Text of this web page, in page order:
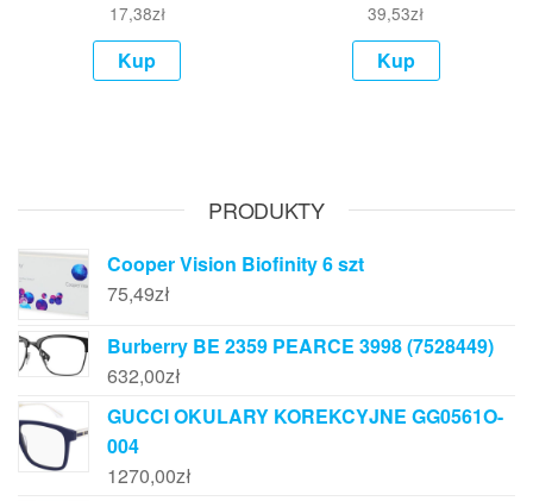
17,38zł
Kup
39,53zł
Kup
PRODUKTY
Cooper Vision Biofinity 6 szt
75,49zł
Burberry BE 2359 PEARCE 3998 (7528449)
632,00zł
GUCCI OKULARY KOREKCYJNE GG0561O-
004
1270,00zł